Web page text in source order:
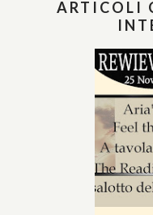
ARTICOLI